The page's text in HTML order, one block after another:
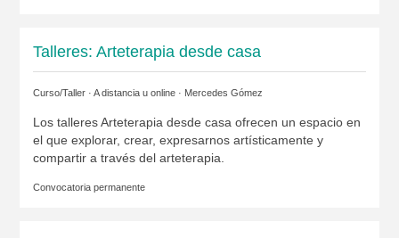
Talleres: Arteterapia desde casa
Curso/Taller · A distancia u online · Mercedes Gómez
Los talleres Arteterapia desde casa ofrecen un espacio en
el que explorar, crear, expresarnos artísticamente y
compartir a través del arteterapia.
Convocatoria permanente